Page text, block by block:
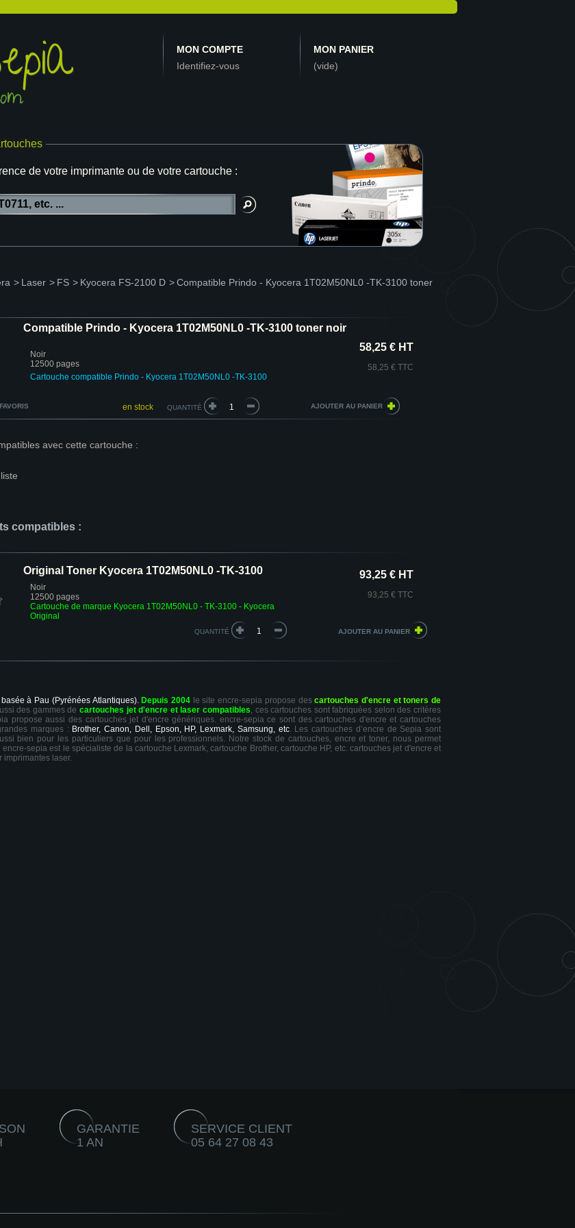
MON COMPTE
Identifiez-vous
MON PANIER
(vide)
de votre imprimante ou de votre cartouche :
> Laser > FS > Kyocera FS-2100 D >Compatible Prindo - Kyocera 1T02M50NL0 -TK-3100 toner
Compatible Prindo - Kyocera 1T02M50NL0 -TK-3100 toner noir
Noir
12500 pages
Cartouche compatible Prindo - Kyocera 1T02M50NL0 -TK-3100
58,25 € HT
58,25 € TTC
en stock QUANTITÉ
avec cette cartouche :
compatibles :
Original Toner Kyocera 1T02M50NL0 -TK-3100
Noir
12500 pages
Cartouche de marque Kyocera 1T02M50NL0 - TK-3100 - Kyocera
Original
93,25 € HT
93,25 € TTC
QUANTITÉ
à Pau (Pyrénées Atlantiques). Depuis 2004 le site encre-sepia propose descartouches d'encre et toners de
des gammes decartouches jet d'encre et laser compatibles, ces cartouches sont fabriquées selon des critères
propose aussi des cartouches jet d'encre génériques. encre-sepia ce sont des cartouches d'encre et cartouches
marques : Brother, Canon, Dell, Epson, HP, Lexmark, Samsung, etc. Les cartouches d’encre de Sepia sont
bien pour les particuliers que pour les professionnels. Notre stock de cartouches, encre et toner, nous permet
encre-sepia est le spécialiste de la cartouche Lexmark, cartouche Brother, cartouche HP, etc. cartouches jet d'encre et
imprimantes laser.
GARANTIE
1 AN
SERVICE CLIENT
05 64 27 08 43